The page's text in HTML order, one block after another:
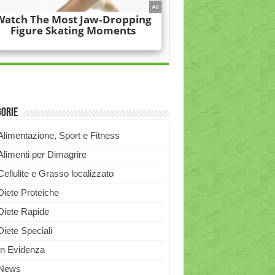
Sport e Fitness
per Dimagrire
e Grasso localizzato
Proteiche
Rapide
Speciali
Evidenza